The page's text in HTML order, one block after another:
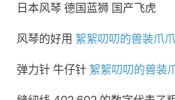
日本风琴 德国蓝狮 国产飞虎
风琴的好用 絮絮叨叨的兽装爪
弹力针 牛仔针 絮絮叨叨的兽装